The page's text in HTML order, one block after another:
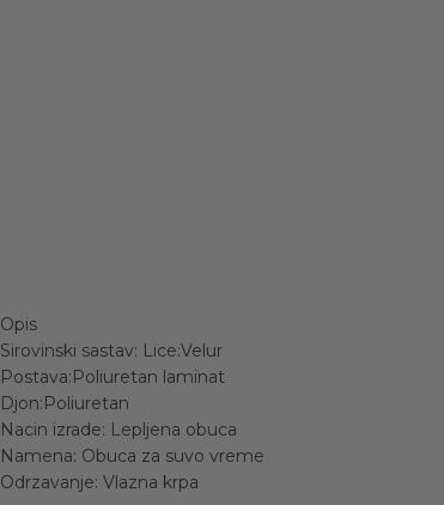
Opis
Sirovinski sastav: Lice:Velur
Postava:Poliuretan laminat
Djon:Poliuretan
Nacin izrade: Lepljena obuca
Namena: Obuca za suvo vreme
Odrzavanje: Vlazna krpa